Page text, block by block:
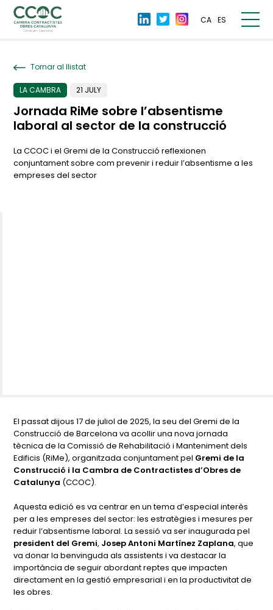
CA ES
Tornar al llistat
LA CAMBRA 21 JULY
Jornada RiMe sobre l’absentisme
laboral al sector de la construcció
La CCOC i el Gremi de la Construcció reflexionen
conjuntament sobre com prevenir i reduir l’absentisme a les
empreses del sector
El passat dijous 17 de juliol de 2025, la seu del Gremi de la
Construcció de Barcelona va acollir una nova jornada
tècnica de la Comissió de Rehabilitació i Manteniment dels
Edificis (RiMe), organitzada conjuntament pel Gremi de la
Construcció i la Cambra de Contractistes d’Obres de
Catalunya (CCOC).
Aquesta edició es va centrar en un tema d’especial interès
per a les empreses del sector: les estratègies i mesures per
reduir l’absentisme laboral. La sessió va ser inaugurada pel
president del Gremi, Josep Antoni Martínez Zaplana, que
va donar la benvinguda als assistents i va destacar la
importància de seguir abordant reptes que impacten
directament en la gestió empresarial i en la productivitat de
les obres.